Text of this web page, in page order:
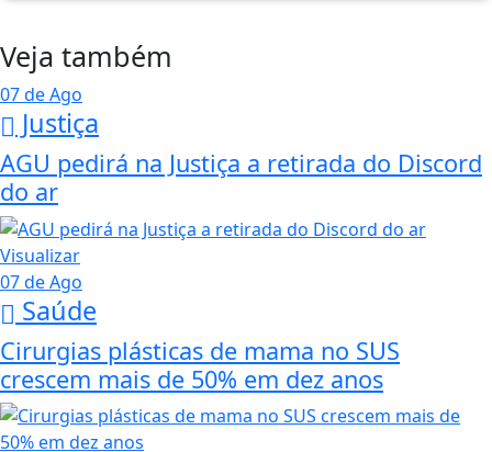
Veja também
07 de Ago
Justiça
AGU pedirá na Justiça a retirada do Discord
do ar
Visualizar
07 de Ago
Saúde
Cirurgias plásticas de mama no SUS
crescem mais de 50% em dez anos